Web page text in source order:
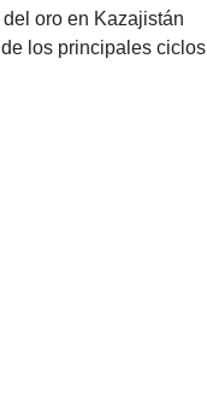
oro en Kazajistán
los principales ciclos